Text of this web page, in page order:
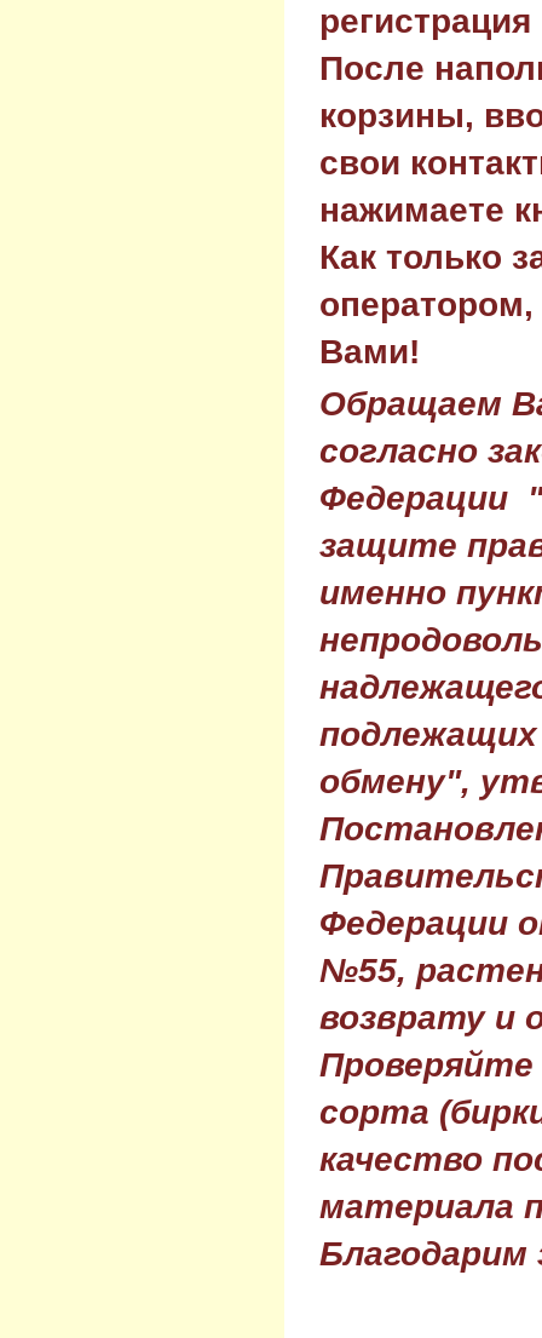
После
корзины,
свои
нажимаете
Как только
Вами!
Обращаем
согласно
Федерации
защите
именно
обмену",
Федерации
№55,
возврату и
Проверяйте
сорта
качество
материала
Благодарим